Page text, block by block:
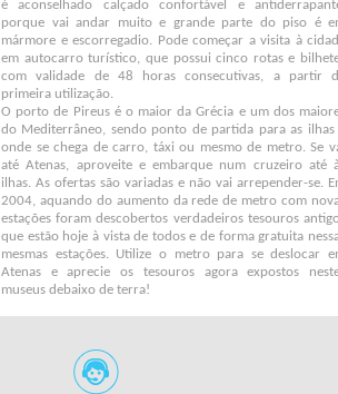
é aconselhado calçado confortável e
porque vai andar muito e grande parte do piso é
mármore e escorregadio. Pode começar a visita à
em autocarro turístico, que possui cinco rotas e
com validade de 48 horas consecutivas, a partir
primeira utilização.
O porto de Pireus é o maior da Grécia e um dos
do Mediterrâneo, sendo ponto de partida para as ilhas
onde se chega de carro, táxi ou mesmo de metro. Se
até Atenas, aproveite e embarque num cruzeiro até
ilhas. As ofertas são variadas e não vai arrepender-se.
2004, aquando do aumento da rede de metro com
estações foram descobertos verdadeiros tesouros
que estão hoje à vista de todos e de forma gratuita
mesmas estações. Utilize o metro para se deslocar
Atenas e aprecie os tesouros agora expostos
museus debaixo de terra!